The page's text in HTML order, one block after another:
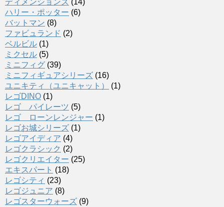
ディメンションズ (14)
ハリー・ポッター (6)
バットマン (8)
ファビュランド (2)
ベルビル (1)
ミクセル (5)
ミニフィグ (39)
ミニフィギュアシリーズ (16)
ユニキティ（ユニキャット）
(1)
レゴDINO (1)
レゴ パイレーツ (5)
レゴ ローンレンジャー (1)
レゴお城シリーズ (1)
レゴアイディア (4)
レゴクラシック (2)
レゴクリエイター (25)
エキスパート (18)
レゴシティ (23)
レゴジュニア (8)
レゴスターウォーズ (9)